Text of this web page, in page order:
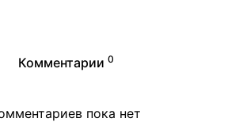
Комментарии 0
пока нет